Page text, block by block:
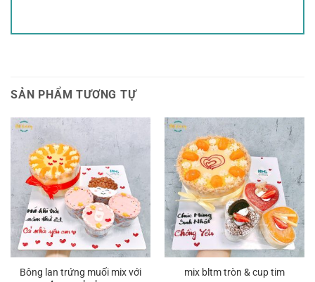
SẢN PHẨM TƯƠNG TỰ
Bông lan trứng muối mix với
mix bltm tròn & cup tim